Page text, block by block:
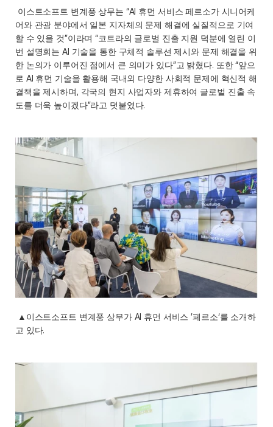
이스트소프트 변계풍 상무는 “AI 휴먼 서비스 페르소가 시니어케
어와 관광 분야에서 일본 지자체의 문제 해결에 실질적으로 기여
할 수 있을 것”이라며 “코트라의 글로벌 진출 지원 덕분에 열린 이
번 설명회는 AI 기술을 통한 구체적 솔루션 제시와 문제 해결을 위
한 논의가 이루어진 점에서 큰 의미가 있다”고 밝혔다. 또한 “앞으
로 AI 휴먼 기술을 활용해 국내외 다양한 사회적 문제에 혁신적 해
결책을 제시하며, 각국의 현지 사업자와 제휴하여 글로벌 진출 속
도를 더욱 높이겠다”라고 덧붙였다.
▲이스트소프트 변계풍 상무가 AI 휴먼 서비스 ’페르소‘를 소개하
고 있다.